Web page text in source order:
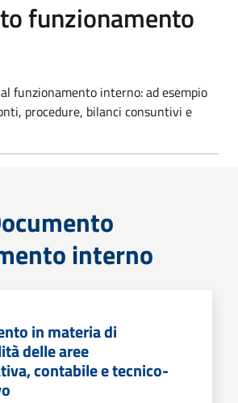
funzionamento
funzionamento interno: ad esempio
procedure, bilanci consuntivi e
interno
in materia di
delle aree
contabile e tecnico-